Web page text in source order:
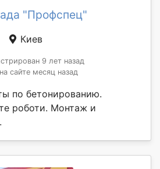
"Профспец"
Киев
9 лет назад
сайте месяц назад
по бетонированию.
роботи. Монтаж и